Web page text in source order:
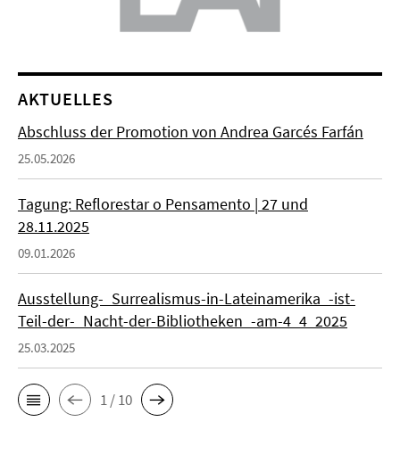
AKTUELLES
Abschluss der Promotion von Andrea Garcés Farfán
25.05.2026
Tagung: Reflorestar o Pensamento | 27 und
28.11.2025
09.01.2026
Ausstellung-_Surrealismus-in-Lateinamerika_-ist-
Teil-der-_Nacht-der-Bibliotheken_-am-4_4_2025
25.03.2025
1 / 10